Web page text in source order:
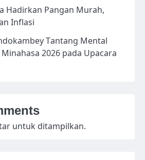
Hadirkan Pangan Murah,
Inflasi
Tantang Mental
2026 pada Upacara
untuk ditampilkan.